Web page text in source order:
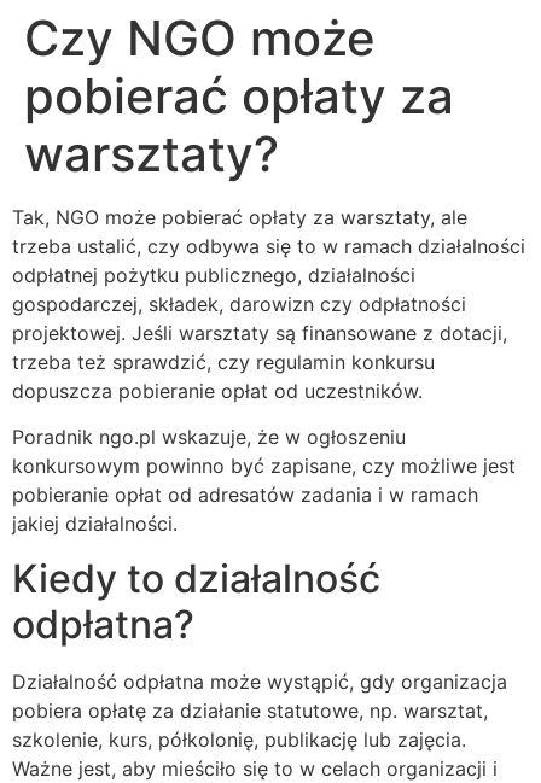
Czy NGO może
pobierać opłaty za
warsztaty?
Tak, NGO może pobierać opłaty za warsztaty, ale
trzeba ustalić, czy odbywa się to w ramach działalności
odpłatnej pożytku publicznego, działalności
gospodarczej, składek, darowizn czy odpłatności
projektowej. Jeśli warsztaty są finansowane z dotacji,
trzeba też sprawdzić, czy regulamin konkursu
dopuszcza pobieranie opłat od uczestników.
Poradnik ngo.pl wskazuje, że w ogłoszeniu
konkursowym powinno być zapisane, czy możliwe jest
pobieranie opłat od adresatów zadania i w ramach
jakiej działalności.
Kiedy to działalność
odpłatna?
Działalność odpłatna może wystąpić, gdy organizacja
pobiera opłatę za działanie statutowe, np. warsztat,
szkolenie, kurs, półkolonię, publikację lub zajęcia.
Ważne jest, aby mieściło się to w celach organizacji i